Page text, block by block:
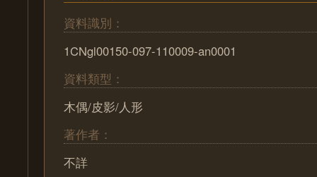
資料識別：
1CNgl00150-097-110009-an0001
資料類型：
木偶/皮影/人形
著作者：
不詳